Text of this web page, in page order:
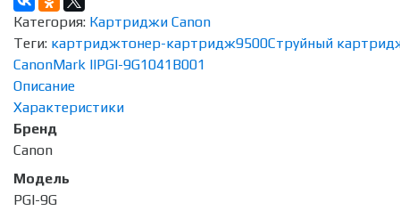
Категория: Картриджи Canon
Теги: картриджтонер-картридж9500Струйный
CanonMark IIPGI-9G1041B001
Описание
Характеристики
Бренд
Canon
Модель
PGI-9G